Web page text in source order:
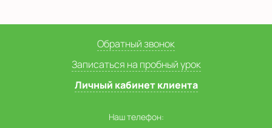
Обратный звонок
Записаться на пробный урок
Личный кабинет клиента
Наш телефон: